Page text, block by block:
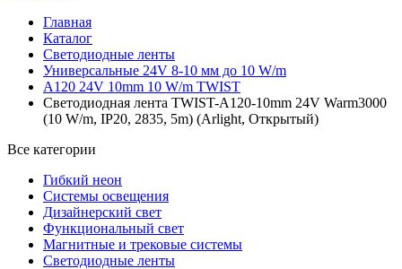
Главная
Каталог
Светодиодные ленты
Универсальные 24V 8-10 мм до 10 W/m
A120 24V 10mm 10 W/m TWIST
Светодиодная лента TWIST-A120-10mm 24V Warm3000
(10 W/m, IP20, 2835, 5m) (Arlight, Открытый)
Все категории
Гибкий неон
Системы освещения
Дизайнерский свет
Функциональный свет
Магнитные и трековые системы
Светодиодные ленты